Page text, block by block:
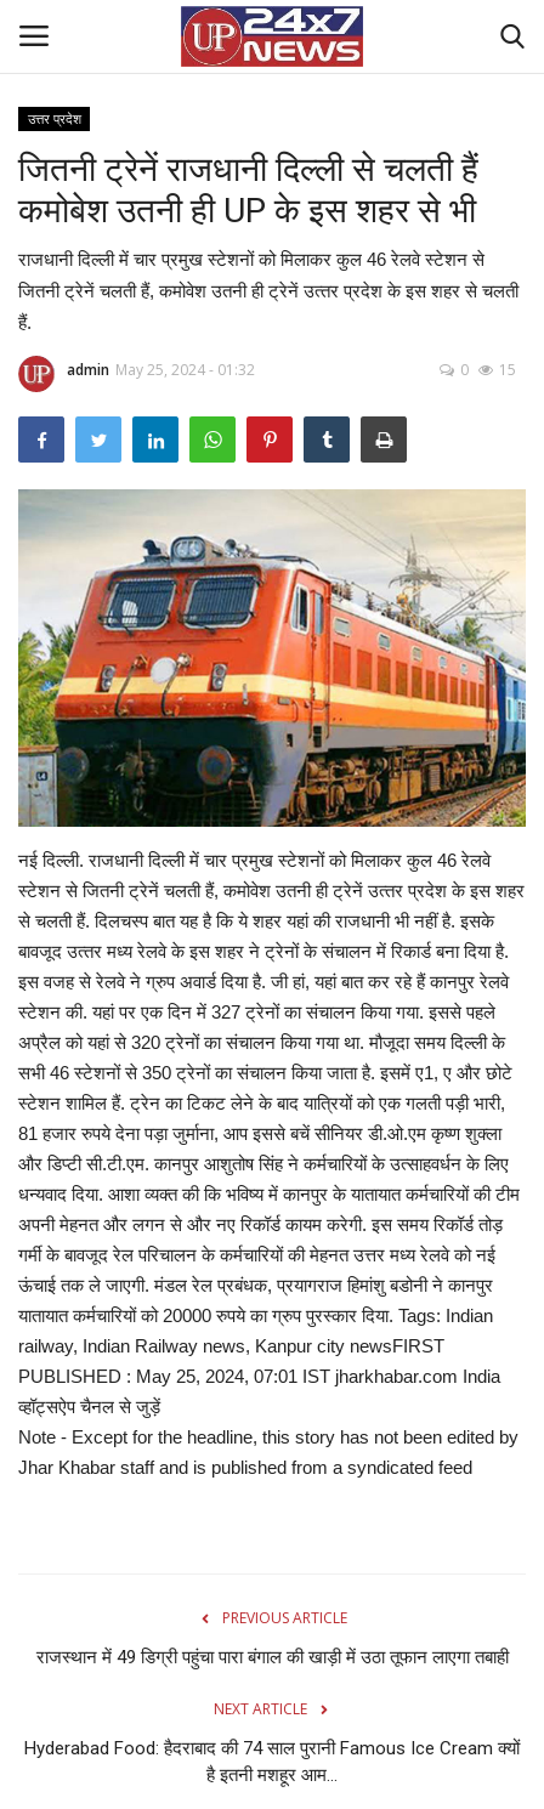
Home
Contact Us
राष्ट्रीय खबरें
उत्तर प्रदेश
बिज़नेस
मनोरंजन
क्रिकेट
अजब गज़ब
टीवी
करियर
उत्तर प्रदेश
जितनी ट्रेनें राजधानी दिल्‍ली से चलती हैं
कमोबेश उतनी ही UP के इस शहर से भी
राजधानी दिल्‍ली में चार प्रमुख स्‍टेशनों को मिलाकर कुल 46 रेलवे स्‍टेशन से
जितनी ट्रेनें चलती हैं, कमोवेश उतनी ही ट्रेनें उत्‍तर प्रदेश के इस शहर से चलती
हैं.
admin May 25, 2024 - 01:32 0 15
नई दिल्‍ली. राजधानी दिल्‍ली में चार प्रमुख स्‍टेशनों को मिलाकर कुल 46 रेलवे
स्‍टेशन से जितनी ट्रेनें चलती हैं, कमोवेश उतनी ही ट्रेनें उत्‍तर प्रदेश के इस शहर
से चलती हैं. दिलचस्‍प बात यह है कि ये शहर यहां की राजधानी भी नहीं है. इसके
बावजूद उत्‍तर मध्‍य रेलवे के इस शहर ने ट्रेनों के संचालन में रिकार्ड बना दिया है.
इस वजह से रेलवे ने ग्रुप अवार्ड दिया है. जी हां, यहां बात कर रहे हैं कानपुर रेलवे
स्‍टेशन की. यहां पर एक दिन में 327 ट्रेनों का संचालन किया गया. इससे पहले
अप्रैल को यहां से 320 ट्रेनों का संचालन किया गया था. मौजूदा समय दिल्‍ली के
सभी 46 स्‍टेशनों से 350 ट्रेनों का संचालन किया जाता है. इसमें ए1, ए और छोटे
स्‍टेशन शामिल हैं. ट्रेन का टिकट लेने के बाद यात्रियों को एक गलती पड़ी भारी,
81 हजार रुपये देना पड़ा जुर्माना, आप इससे बचें सीनियर डी.ओ.एम कृष्ण शुक्ला
और डिप्टी सी.टी.एम. कानपुर आशुतोष सिंह ने कर्मचारियों के उत्साहवर्धन के लिए
धन्यवाद दिया. आशा व्यक्त की कि भविष्य में कानपुर के यातायात कर्मचारियों की टीम
अपनी मेहनत और लगन से और नए रिकॉर्ड कायम करेगी. इस समय रिकॉर्ड तोड़
गर्मी के बावजूद रेल परिचालन के कर्मचारियों की मेहनत उत्तर मध्य रेलवे को नई
ऊंचाई तक ले जाएगी. मंडल रेल प्रबंधक, प्रयागराज हिमांशु बडोनी ने कानपुर
यातायात कर्मचारियों को 20000 रुपये का ग्रुप पुरस्कार दिया. Tags: Indian
railway, Indian Railway news, Kanpur city newsFIRST
PUBLISHED : May 25, 2024, 07:01 IST jharkhabar.com India
व्हॉट्सऐप चैनल से जुड़ें
Note - Except for the headline, this story has not been edited by
Jhar Khabar staff and is published from a syndicated feed
PREVIOUS ARTICLE
राजस्‍थान में 49 डिग्री पहुंचा पारा बंगाल की खाड़ी में उठा तूफान लाएगा तबाही
NEXT ARTICLE
Hyderabad Food: हैदराबाद की 74 साल पुरानी Famous Ice Cream क्यों
है इतनी मशहूर आम...